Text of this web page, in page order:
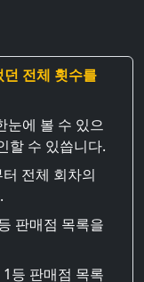
전체 횟수를
눈에 볼 수 있으
할 수 있씁니다.
전체 회차의
판매점 목록을
등 판매점 목록